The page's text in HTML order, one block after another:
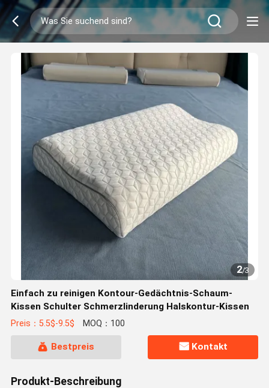
2/3
Einfach zu reinigen Kontour-Gedächtnis-Schaum-
Kissen Schulter Schmerzlinderung Halskontur-Kissen
Preis：5.5$-9.5$ MOQ：100
Bestpreis Kontakt
Produkt-Beschreibung